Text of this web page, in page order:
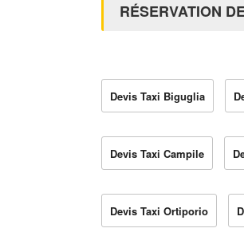
RÉSERVATION
Devis Taxi Biguglia
Devis Taxi Campile
Devis Taxi Ortiporio